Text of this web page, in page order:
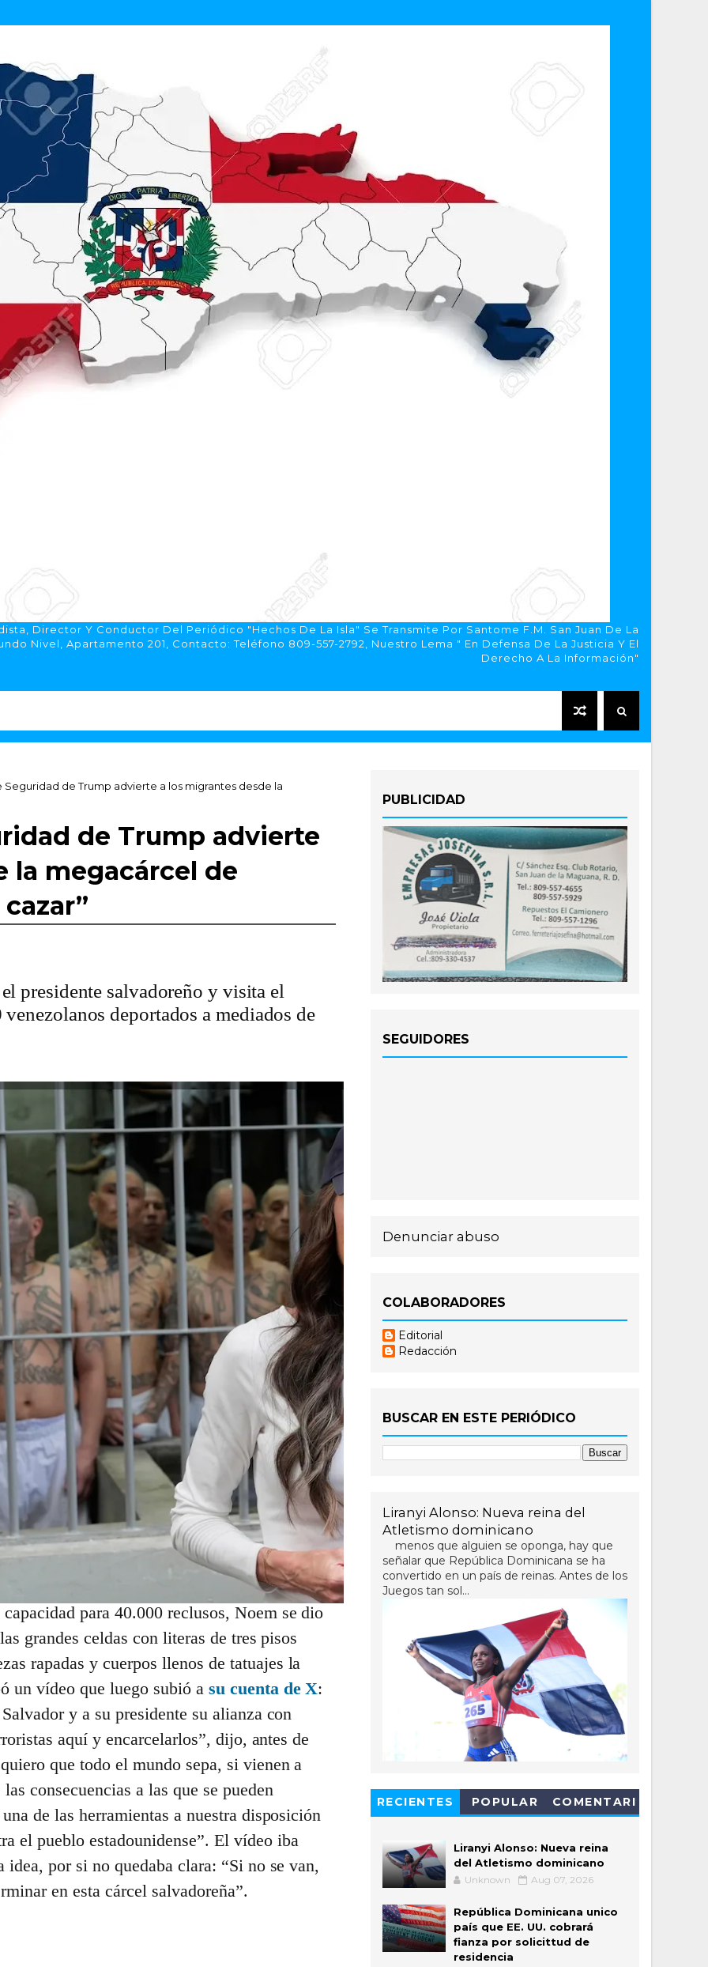
Director Y Conductor Del Periódico "Hechos De La Isla" Se Transmite Por Santome F.M. San Juan De La
Nivel, Apartamento 201, Contacto: Teléfono 809-557-2792, Nuestro Lema " En Defensa De La Justicia Y El
Derecho A La Información"
Seguridad de Trump advierte a los migrantes desde la
de Trump advierte
la megacárcel de
presidente salvadoreño y visita el
deportados a mediados de
Kristi Noem en el CECOT, en Tecoluca, El Salvador, el 26 de marzo de 2025.
de El Salvador, el Centro de
donde los presos no pueden salir al exterior y
perfil este miércoles. Kristi Noem, la
de Donald Trump, se ha paseado por
con el presidente salvadoreño, Nayib
el inicio de una gira que
En esta primera etapa del tour
con Bukele justamente en el lugar
deportados desde Estados
pertenecer ala pandilla conocida
de un juez para detener el traslado.
de justicia de El Salvador, Gustavo Villatoro,
para 40.000 reclusos, Noem se dio
grandes celdas con literas de tres pisos
rapadas y cuerpos llenos de tatuajes la
un vídeo que luego subió a su cuenta de X:
y a su presidente su alianza con
aquí y encarcelarlos”, dijo, antes de
que todo el mundo sepa, si vienen a
consecuencias a las que se pueden
de las herramientas a nuestra disposición
el pueblo estadounidense”. El vídeo iba
por si no quedaba clara: “Si no se van,
en esta cárcel salvadoreña”.
PUBLICIDAD
SEGUIDORES
Denunciar abuso
COLABORADORES
Editorial
Redacción
BUSCAR EN ESTE PERIÓDICO
Liranyi Alonso: Nueva reina del
Atletismo dominicano
menos que alguien se oponga, hay que
señalar que República Dominicana se ha
convertido en un país de reinas. Antes de los
Juegos tan sol...
RECIENTES POPULAR
COMENTARI
Liranyi Alonso: Nueva reina
del Atletismo dominicano
Unknown Aug 07, 2026
República Dominicana unico
país que EE. UU. cobrará
fianza por solicittud de
residencia